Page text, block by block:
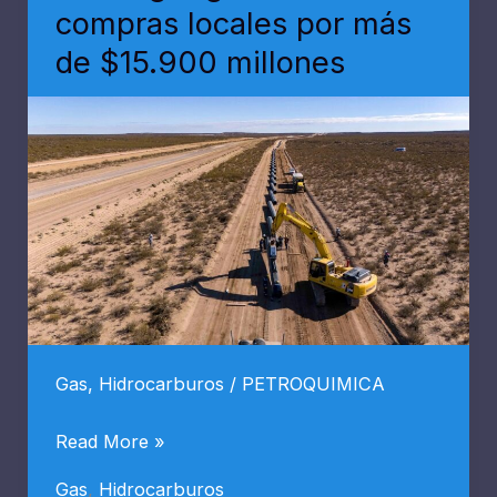
el
proyecto
en
Neuquén
compras locales por más
de $15.900 millones
Gas, Hidrocarburos / PETROQUIMICA
Inversiones
Read More »
Gas, Hidrocarburos